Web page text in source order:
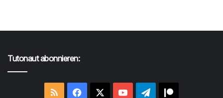
Tutonaut abonnieren:
RSS Facebook YouTubeTelegram